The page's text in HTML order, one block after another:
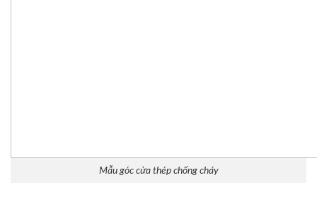
Mẫu góc cửa thép chống cháy